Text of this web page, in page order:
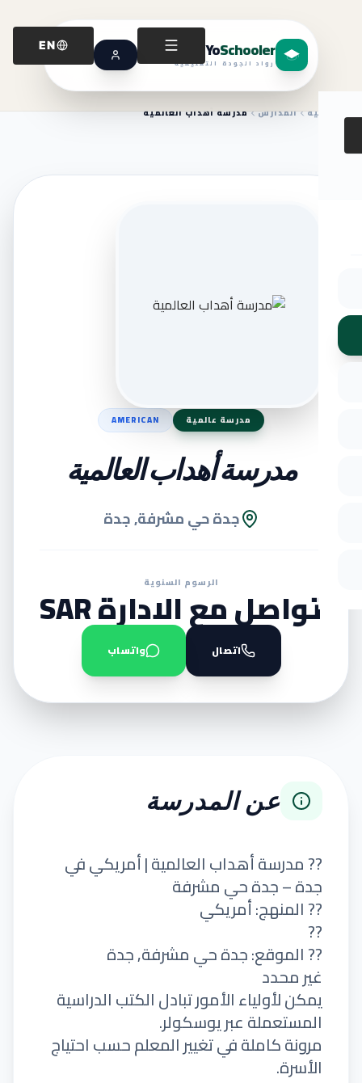
YoSchooler
رواد الجودة التعليمية
EN
الرئيسية المدارس مدرسة أهداب العالمية
مدرسة عالمية AMERICAN
مدرسة أهداب العالمية
جدة حي مشرفة, جدة
الرسوم السنوية
تواصل مع الادارة SAR
اتصال واتساب
عن المدرسة
?? مدرسة أهداب العالمية | أمريكي في
جدة – جدة حي مشرفة
?? المنهج: أمريكي
??
?? الموقع: جدة حي مشرفة, جدة
غير محدد
يمكن لأولياء الأمور تبادل الكتب الدراسية
المستعملة عبر يوسكولر.
مرونة كاملة في تغيير المعلم حسب احتياج
الأسرة.